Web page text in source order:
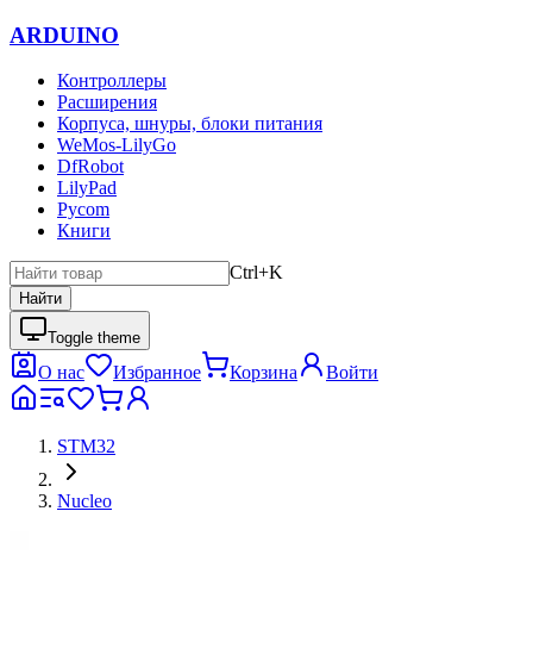
ARDUINO
Контроллеры
Расширения
Корпуса, шнуры, блоки питания
WeMos-LilyGo
DfRobot
LilyPad
Pycom
Книги
Ctrl+K
Найти
Toggle theme
О нас Избранное Корзина Войти
STM32
Nucleo